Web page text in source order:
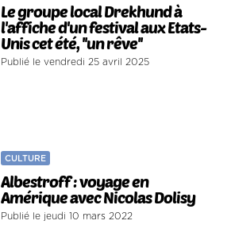
Le groupe local Drekhund à
l'affiche d'un festival aux Etats-
Unis cet été, ''un rêve''
Publié le vendredi 25 avril 2025
CULTURE
Albestroff : voyage en
Amérique avec Nicolas Dolisy
Publié le jeudi 10 mars 2022